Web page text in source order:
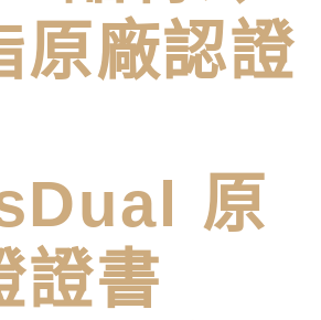
原廠認證
原
證書